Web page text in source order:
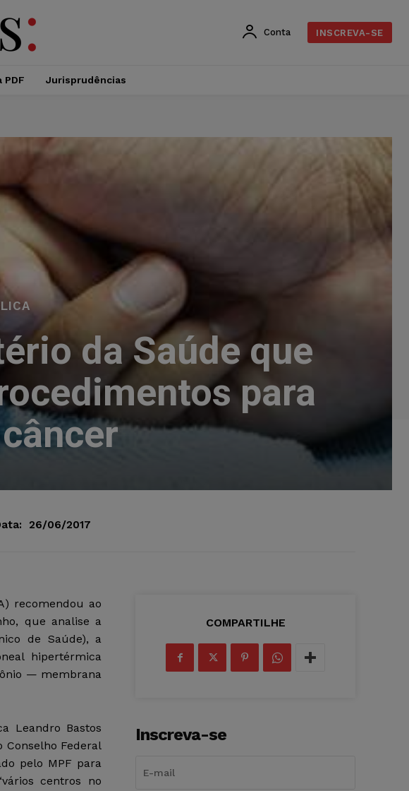
Conta INSCREVA-SE
PDF Jurisprudências
da Saúde que
para
26/06/2017
recomendou ao
que analise a
de Saúde), a
hipertérmica
— membrana
Leandro Bastos
Federal
pelo MPF para
centros no
COMPARTILHE
Inscreva-se